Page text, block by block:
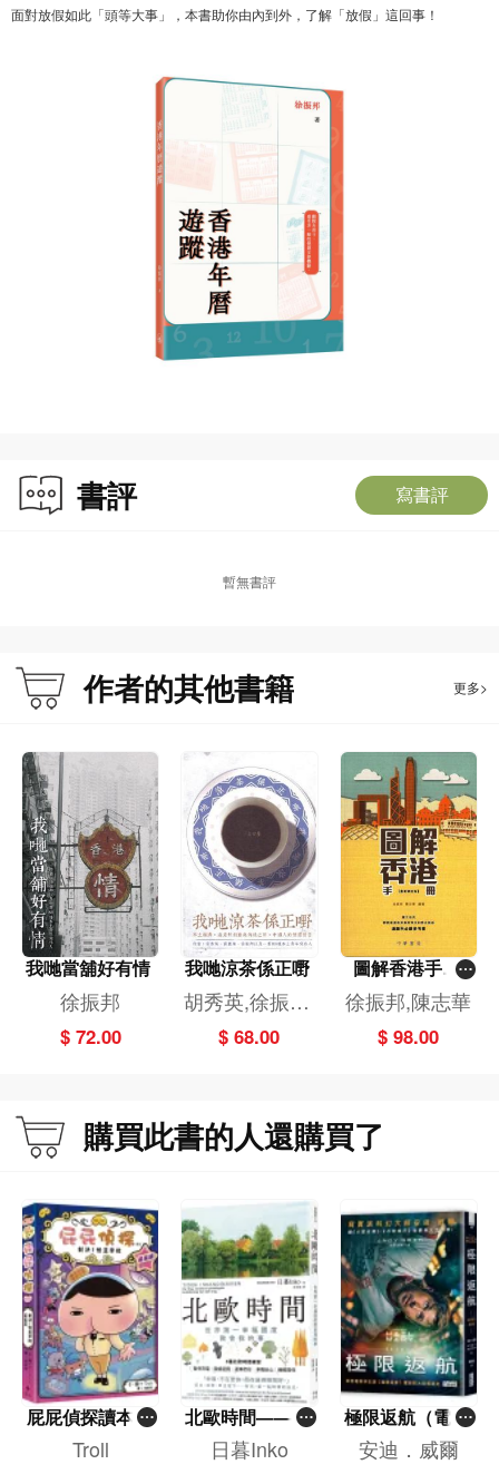
面對放假如此「頭等大事」，本書助你由內到外，了解「放假」這回事！
書評 寫書評
暫無書評
作者的其他書籍 更多>
我哋當舖好有情
徐振邦
$ 72.00
我哋涼茶係正嘢
胡秀英,徐振邦,
關麗珊
$ 68.00
圖解香港手冊
（最新修訂版）
徐振邦,陳志華
$ 98.00
購買此書的人還購買了
屁屁偵探讀本(1
3)－－對決！怪
Troll
北歐時間——世
界第一幸福國度
教會我的事
日暮Inko
極限返航（電影
書衣典藏版）
（獨家收錄作者
安迪．威爾